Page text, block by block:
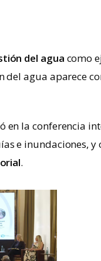
del agua como
del agua aparece
en la conferencia
e inundaciones, y
.